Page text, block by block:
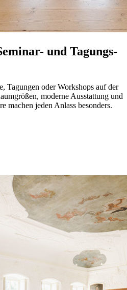
und Tagungs-
Tagungen oder Workshops auf der
moderne Ausstattung und
machen jeden Anlass besonders.